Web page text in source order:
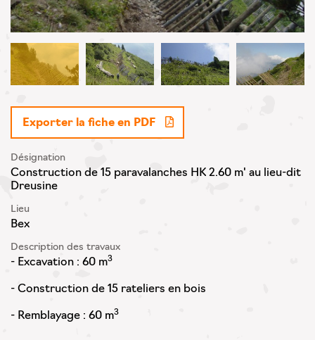
Exporter la fiche en PDF
Désignation
Construction de 15 paravalanches HK 2.60 m' au lieu-dit
Dreusine
Lieu
Bex
Description des travaux
- Excavation : 60 m3
- Construction de 15 rateliers en bois
- Remblayage : 60 m3